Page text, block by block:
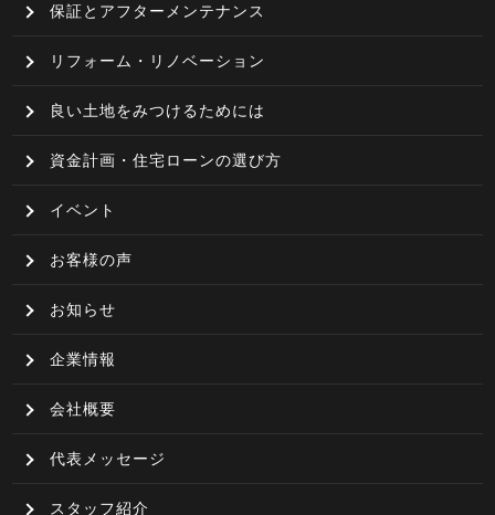
保証とアフターメンテナンス
リフォーム・リノベーション
良い土地をみつけるためには
資金計画・住宅ローンの選び方
イベント
お客様の声
お知らせ
企業情報
会社概要
代表メッセージ
スタッフ紹介